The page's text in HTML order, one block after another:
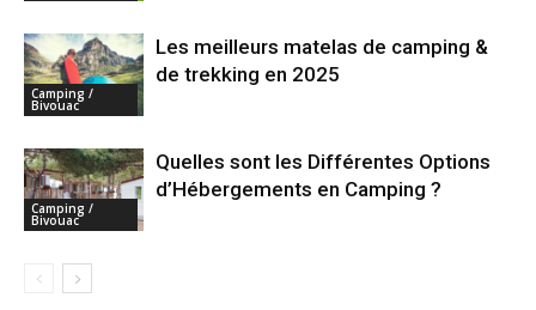
Camping /
Bivouac
Les meilleurs matelas de camping &
de trekking en 2025
Camping /
Bivouac
Quelles sont les Différentes Options
d’Hébergements en Camping ?